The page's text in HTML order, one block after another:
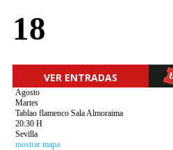
18
VER ENTRADAS
Agosto
Martes
Tablao flamenco Sala Almoraima
20:30 H
Sevilla
mostrar mapa